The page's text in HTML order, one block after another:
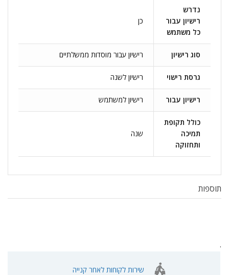
נדרש
רישיון עבור
כל משתמש
כן
סוג רישיון רישיון עבור מוסדות ממשלתיים
גרסת רישוי רישיון לשנה
רישיון עבור רישיון למשתמש
כולל תקופת
תמיכה
ותחזוקה
שנה
תוספות
.
שירות לקוחות לאחר קנייה